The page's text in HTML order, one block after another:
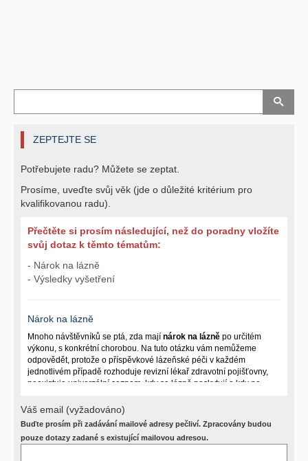
ZEPTEJTE SE
Potřebujete radu? Můžete se zeptat.
Prosíme, uveďte svůj věk (jde o důležité kritérium pro
kvalifikovanou radu).
Přečtěte si prosím následující, než do poradny vložíte
svůj dotaz k těmto tématům:
- Nárok na lázně
- Výsledky vyšetření
Nárok na lázně
Mnoho návštěvníků se ptá, zda mají nárok na lázně po určitém
výkonu, s konkrétní chorobou. Na tuto otázku vám nemůžeme
odpovědět, protože o příspěvkové lázeňské péči v každém
jednotlivém případě rozhoduje revizní lékař zdravotní pojišťovny,
neexistuje univerzální seznam, kdy se lázně poskytují a kdy ne.
postižení pacienta a dalších zdravotních okolnostech.
Požádejte svého ošetřujícího lékaře o návrh, který pak posoudí
příslušný revizní lékař. My vám spolehlivou odpověď dát
Váš email (vyžadováno)
Buďte prosím při zadávání mailové adresy pečliví. Zpracovány budou
pouze dotazy zadané s existující mailovou adresou.